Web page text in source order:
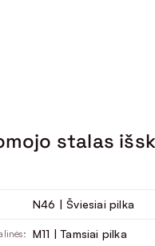
stalas
N46 | Šviesiai pilka
M11 | Tamsiai pilka